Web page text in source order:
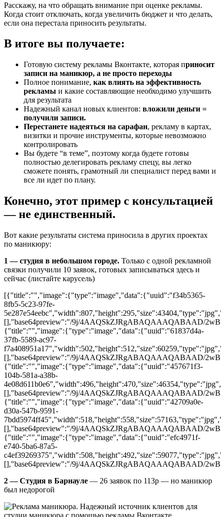
Расскажу, на что обращать внимание при оценке рекламы.
Когда стоит отключать, когда увеличить бюджет и что делать,
если она перестала приносить результаты.
В итоге вы получаете:
Готовую систему рекламы Вконтакте, которая приносит
записи на маникюр, а не просто переходы
Полное понимание, как влиять на эффективность
рекламы и какие составляющие необходимо улучшить
для результата
Надежный канал новых клиентов: вложили деньги =
получили записи.
Перестанете надеяться на сарафан, рекламу в картах,
визитки и прочие инструменты, которые невозможно
контролировать
Вы будете “в теме”, поэтому когда будете готовы
полностью делегировать рекламу спецу, вы легко
сможете понять, грамотный ли специалист перед вами и
все ли идет по плану.
Конечно, этот пример с консультацией
— не единственный.
Вот какие результаты система приносила в других проектах
по маникюру:
1 — студия в небольшом городе. Только с одной рекламной
связки получили 10 заявок, готовых записываться здесь и
сейчас (листайте карусель)
[{"title":"","image":{"type":"image","data":{"uuid":"f34b5365-
8fb5-5c23-97fe-
[],"base64preview":"/9j/4AAQSkZJRgABAQAAAQABAAD/
{"title":"","image":{"type":"image","data":{"uuid":"61837d4a-
37fb-5589-ac97-
[],"base64preview":"/9j/4AAQSkZJRgABAQAAAQABAAD/
{"title":"","image":{"type":"image","data":{"uuid":"457671f3-
104b-581a-a38b-
[],"base64preview":"/9j/4AAQSkZJRgABAQAAAQABAAD/
{"title":"","image":{"type":"image","data":{"uuid":"42709a0e-
d30a-547b-9591-
[],"base64preview":"/9j/4AAQSkZJRgABAQAAAQABAAD/
{"title":"","image":{"type":"image","data":{"uuid":"efc4971f-
e740-5ba6-87a5-
[],"base64preview":"/9j/4AAQSkZJRgABAQAAAQABAAD/
2 — Студия в Барнауле — 26 заявок по 113р — но маникюр
был недорогой